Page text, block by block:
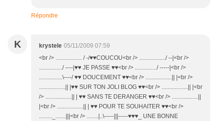
Répondre
K krystele 05/11/2009 07:59
<br /> .................. / -/♥♥COUCOU<br /> ................../ --|<br />
................/ ----|♥♥ JE PASSE ♥♥<br /> .............../ -----|<br />
................\----/ ♥♥ DOUCEMENT ♥♥<br /> ..................|| |<br />
..................|| |♥♥ SUR TON JOLI BLOG ♥♥<br /> ..................|| |<br
/> ..................|| | ♥♥ SANS TE DERANGER ♥♥<br /> ..................||
|<br /> ..................|| | ♥♥ POUR TE SOUHAITER ♥♥<br />
........._.......|||<br /> ........|..\-----|||-----♥♥♥_ UNE BONNE